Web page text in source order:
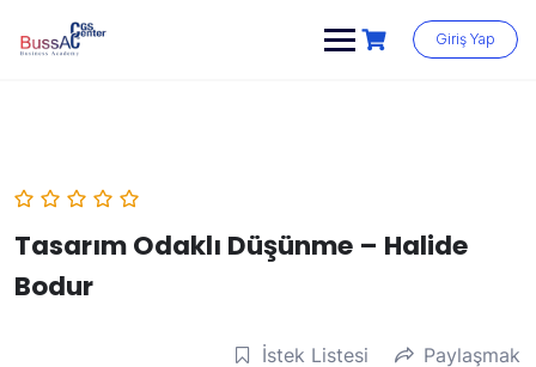
content
Giriş Yap
Tasarım Odaklı Düşünme – Halide
Bodur
İstek Listesi Paylaşmak